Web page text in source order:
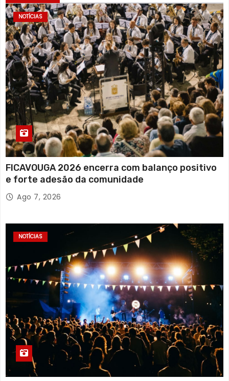
NOTÍCIAS
FICAVOUGA 2026 encerra com balanço positivo
e forte adesão da comunidade
Ago 7, 2026
NOTÍCIAS